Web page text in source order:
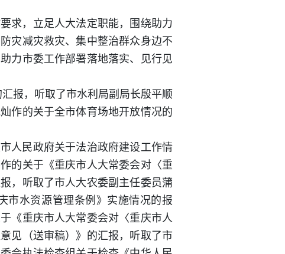
求，立足人大法定职能，围绕助力
灾减灾救灾、集中整治群众身边不
力市委工作部署落地落实、见行见
报，听取了市水利局副局长殷平顺
作的关于全市体育场地开放情况的
人民政府关于法治政府建设工作情
的关于《重庆市人大常委会对〈重
，听取了市人大农委副主任委员蒲
市水资源管理条例》实施情况的报
《重庆市人大常委会对〈重庆市人
见（送审稿）》的汇报，听取了市